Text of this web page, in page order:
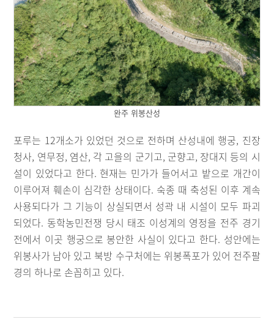
완주 위봉산성
포루는 12개소가 있었던 것으로 전하며 산성내에 행궁, 진장
청사, 연무정, 염산, 각 고을의 군기고, 군향고, 장대지 등의 시
설이 있었다고 한다. 현재는 민가가 들어서고 밭으로 개간이
이루어져 훼손이 심각한 상태이다. 숙종 때 축성된 이후 계속
사용되다가 그 기능이 상실되면서 성곽 내 시설이 모두 파괴
되었다. 동학농민전쟁 당시 태조 이성계의 영정을 전주 경기
전에서 이곳 행궁으로 봉안한 사실이 있다고 한다. 성안에는
위봉사가 남아 있고 북방 수구처에는 위봉폭포가 있어 전주팔
경의 하나로 손꼽히고 있다.